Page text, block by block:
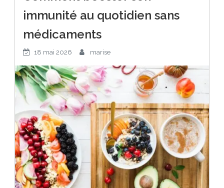
immunité au quotidien sans
médicaments
18 mai 2026 marise